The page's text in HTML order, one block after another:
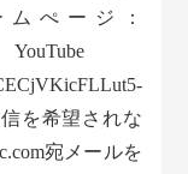
ぺージ：
YouTube
を希望されな
宛メールを